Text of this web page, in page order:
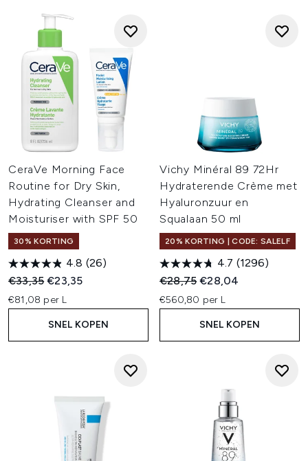
CeraVe Morning Face
Routine for Dry Skin,
Hydrating Cleanser and
Moisturiser with SPF 50
30% KORTING
4.8 (26)
Recommended Retail Price:
€33,35Huidige prijs:
€23,35
€81,08 per L
SNEL KOPEN
Vichy Minéral 89 72Hr
Hydraterende Crème met
Hyaluronzuur en
Squalaan 50 ml
20% KORTING | CODE: SALELF
4.7 (1296)
Recommended Retail Price:
€28,75Huidige prijs:
€28,04
€560,80 per L
SNEL KOPEN